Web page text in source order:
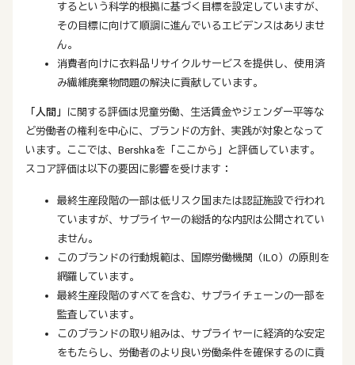
するという科学的根拠に基づく目標を設定していますが、
その目標に向けて順調に進んでいるエビデンスはありませ
ん。
消費者向けに衣料品リサイクルサービスを提供し、使用済
み繊維廃棄物問題の解決に貢献しています。
「人間」
に関する評価は児童労働、生活賃金やジェンダー平等な
ど労働者の権利を中心に、ブランドの方針、実践が対象となって
います。ここでは、Bershkaを「ここから」と評価しています。
スコア評価は以下の要因に影響を受けます：
最終生産段階の一部は低リスク国または認証施設で行われ
ていますが、サプライヤーの総括的な内訳は公開されてい
ません。
このブランドの行動規範は、国際労働機関（ILO）の原則を
網羅しています。
最終生産段階のすべてを含む、サプライチェーンの一部を
監査しています。
このブランドの取り組みは、サプライヤーに経済的な安定
をもたらし、労働者のより良い労働条件を確保するのに貢